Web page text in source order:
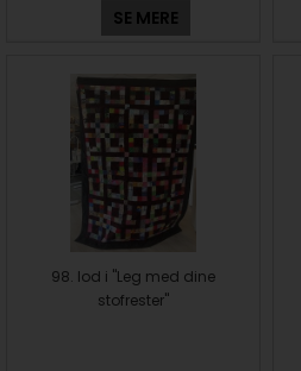
SE MERE
98. lod i "Leg med dine
stofrester"